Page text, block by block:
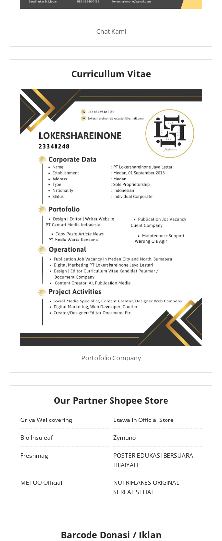
Chat Kami
Curricullum Vitae
Portofolio Company
Our Partner Shopee Store
Griya Wallcovering Etawalin Official Store
Bio Insuleaf Zymuno
Freshmag
POSTER EDUKASI BERSUARA
HIJAIYAH
METOO Official
NUTRIFLAKES ORIGINAL -
SEREAL SEHAT
Barcode Donasi / Iklan